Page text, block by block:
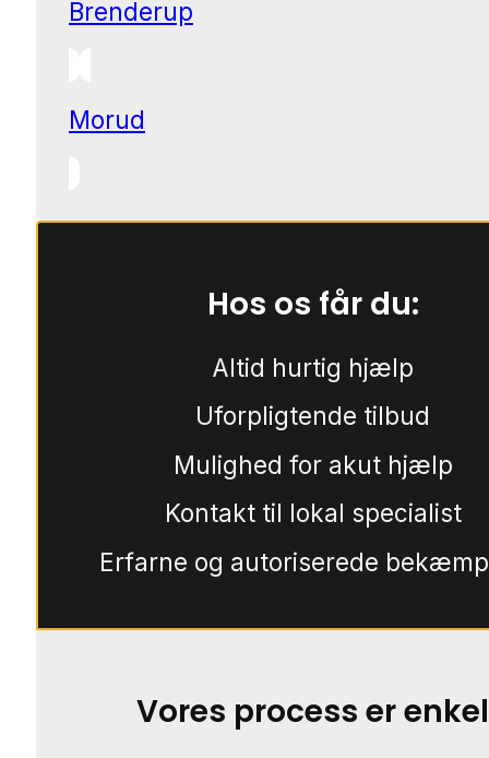
Brenderup
Morud
Hos os får du:
Altid hurtig hjælp
Uforpligtende tilbud
Mulighed for akut hjælp
Kontakt til lokal specialist
Erfarne og autoriserede
Vores process er enkel